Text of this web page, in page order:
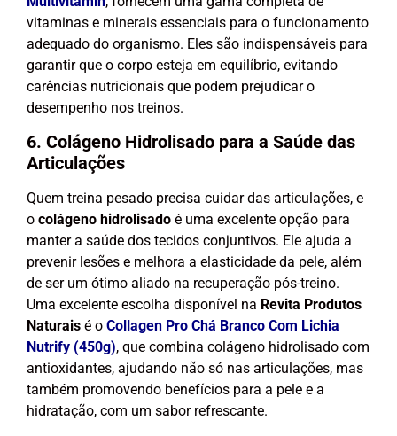
vitaminas e minerais essenciais para o funcionamento
adequado do organismo. Eles são indispensáveis para
garantir que o corpo esteja em equilíbrio, evitando
carências nutricionais que podem prejudicar o
desempenho nos treinos.
6. Colágeno Hidrolisado para a Saúde das
Articulações
Quem treina pesado precisa cuidar das articulações, e
o colágeno hidrolisado é uma excelente opção para
manter a saúde dos tecidos conjuntivos. Ele ajuda a
prevenir lesões e melhora a elasticidade da pele, além
de ser um ótimo aliado na recuperação pós-treino.
Uma excelente escolha disponível na Revita Produtos
Naturais é o Collagen Pro Chá Branco Com Lichia
Nutrify (450g), que combina colágeno hidrolisado com
antioxidantes, ajudando não só nas articulações, mas
também promovendo benefícios para a pele e a
hidratação, com um sabor refrescante.